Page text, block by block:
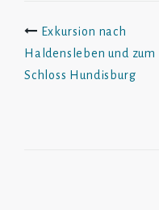
Beitrags-
Exkursion nach
Haldensleben und zum
Schloss Hundisburg